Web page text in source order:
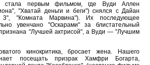
стала первым фильмом, где Вуди Аллен
"Хватай деньги и беги") снялся с Дайан
"Комната Марвина"). Их последующее
увенчано "Оскарами" за блистательный
"Лучшей актрисой", а Вуди — "Лучшим
кинокритика, бросает жена. Нашего
посещать призрак Хамфри Богарта,